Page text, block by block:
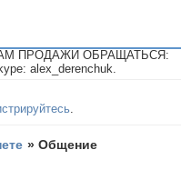
ПРОДАЖИ ОБРАЩАТЬСЯ:
alex_derenchuk.
»Общение